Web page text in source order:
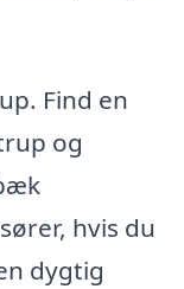
Find en
og
hvis du
dygtig